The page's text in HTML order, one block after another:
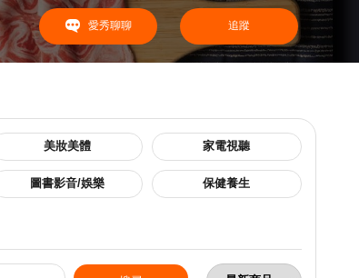
追蹤
愛秀聊聊
美妝美體 家電視聽
圖書影音/娛樂 保健養生